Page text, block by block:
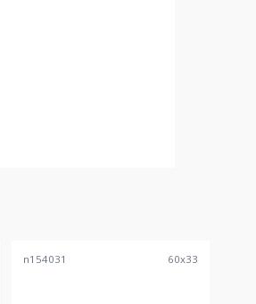
n154031 60x33